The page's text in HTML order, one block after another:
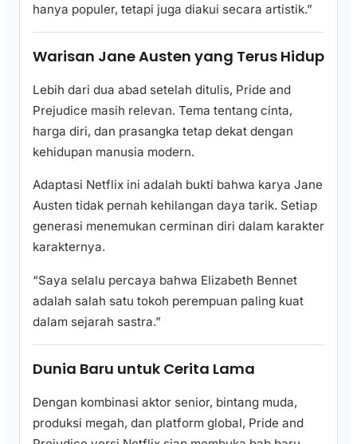
hanya populer, tetapi juga diakui secara artistik.”
Warisan Jane Austen yang Terus Hidup
Lebih dari dua abad setelah ditulis, Pride and
Prejudice masih relevan. Tema tentang cinta,
harga diri, dan prasangka tetap dekat dengan
kehidupan manusia modern.
Adaptasi Netflix ini adalah bukti bahwa karya Jane
Austen tidak pernah kehilangan daya tarik. Setiap
generasi menemukan cerminan diri dalam karakter
karakternya.
“Saya selalu percaya bahwa Elizabeth Bennet
adalah salah satu tokoh perempuan paling kuat
dalam sejarah sastra.”
Dunia Baru untuk Cerita Lama
Dengan kombinasi aktor senior, bintang muda,
produksi megah, dan platform global, Pride and